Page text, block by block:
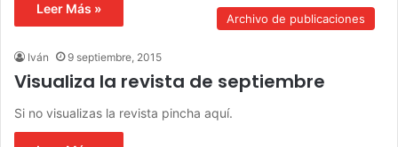
Leer Más »
Archivo de publicaciones
Iván 9 septiembre, 2015
Visualiza la revista de septiembre
Si no visualizas la revista pincha aquí.